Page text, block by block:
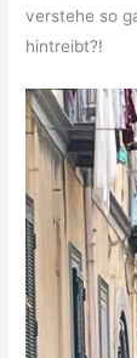
verstehe so
hintreibt?!